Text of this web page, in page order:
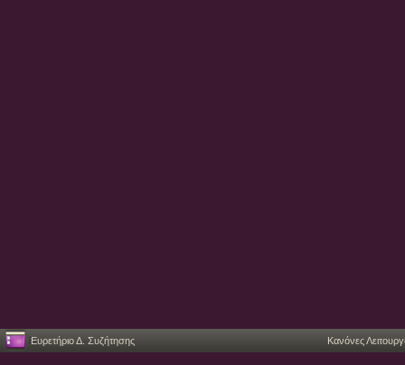
Ευρετήριο Δ. Συζήτησης Κανόνες